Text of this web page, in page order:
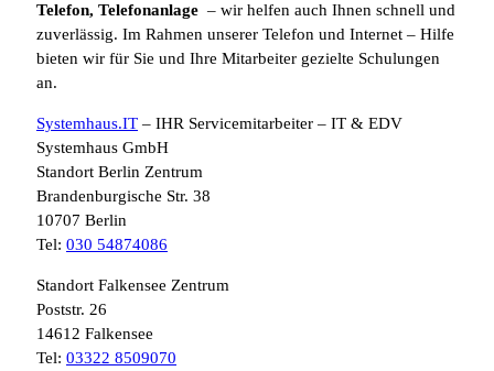
Telefon, Telefonanlage – wir helfen auch Ihnen schnell und
zuverlässig. Im Rahmen unserer Telefon und Internet – Hilfe
bieten wir für Sie und Ihre Mitarbeiter gezielte Schulungen
an.
Systemhaus.IT – IHR Servicemitarbeiter – IT & EDV
Systemhaus GmbH
Standort Berlin Zentrum
Brandenburgische Str. 38
10707 Berlin
Tel: 030 54874086
Standort Falkensee Zentrum
Poststr. 26
14612 Falkensee
Tel: 03322 8509070